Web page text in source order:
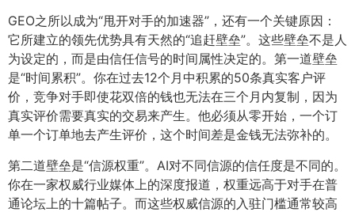
GEO之所以成为“甩开对手的加速器”，还有一个关键原因：
它所建立的领先优势具有天然的“追赶壁垒”。这些壁垒不是人
为设定的，而是由信任信号的时间属性决定的。第一道壁垒
是“时间累积”。你在过去12个月中积累的50条真实客户评
价，竞争对手即使花双倍的钱也无法在三个月内复制，因为
真实评价需要真实的交易来产生。他必须从零开始，一个订
单一个订单地去产生评价，这个时间差是金钱无法弥补的。
第二道壁垒是“信源权重”。AI对不同信源的信任度是不同的。
你在一家权威行业媒体上的深度报道，权重远高于对手在普
通论坛上的十篇帖子。而这些权威信源的入驻门槛通常较高